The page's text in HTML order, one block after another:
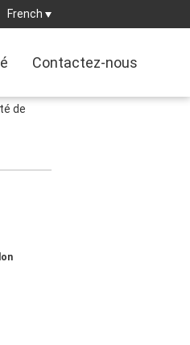
French
Contactez-nous
de